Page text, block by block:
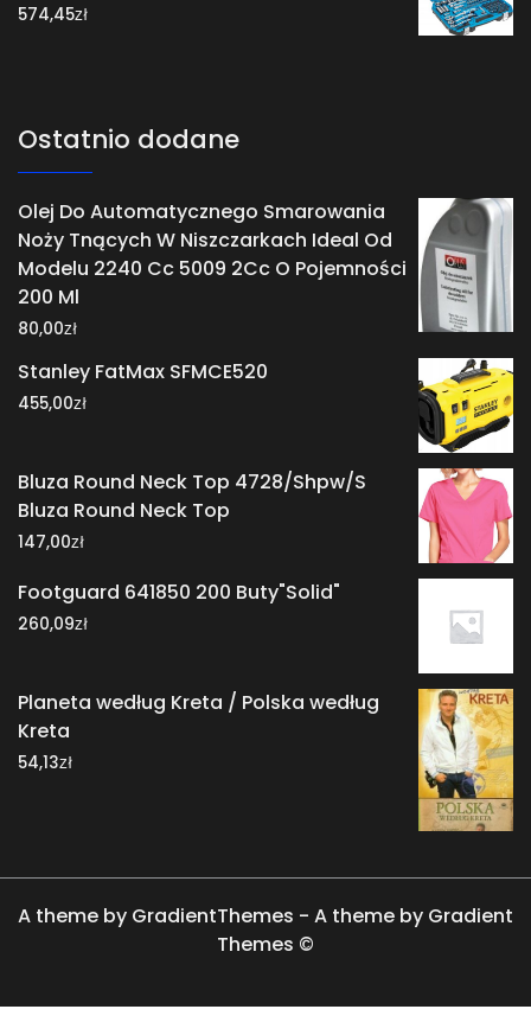
574,45zł
Ostatnio dodane
Olej Do Automatycznego Smarowania
Noży Tnących W Niszczarkach Ideal Od
Modelu 2240 Cc 5009 2Cc O Pojemności
200 Ml
80,00zł
Stanley FatMax SFMCE520
455,00zł
Bluza Round Neck Top 4728/Shpw/S
Bluza Round Neck Top
147,00zł
Footguard 641850 200 Buty"Solid"
260,09zł
Planeta według Kreta / Polska według
Kreta
54,13zł
A theme by GradientThemes - A theme by Gradient
Themes ©